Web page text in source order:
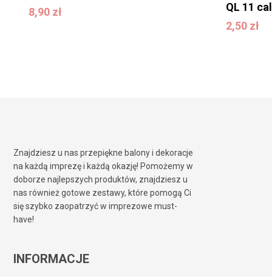
8,90 zł
8,90zł
QL 11
2,50 zł
2,50
Znajdziesz u nas przepiękne balony i dekoracje
na każdą imprezę i każdą okazję! Pomożemy w
doborze najlepszych produktów, znajdziesz u
nas również gotowe zestawy, które pomogą Ci
się szybko zaopatrzyć w imprezowe must-
have!
INFORMACJE